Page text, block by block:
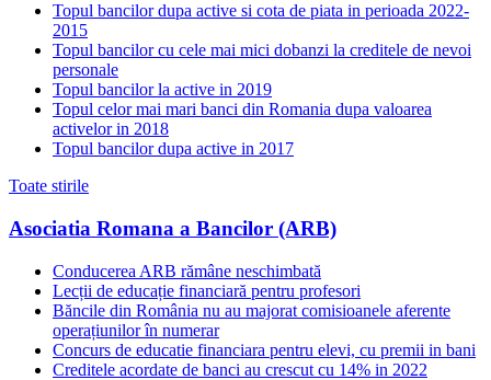
Topul bancilor dupa active si cota de piata in perioada 2022-
2015
Topul bancilor cu cele mai mici dobanzi la creditele de nevoi
personale
Topul bancilor la active in 2019
Topul celor mai mari banci din Romania dupa valoarea
activelor in 2018
Topul bancilor dupa active in 2017
Toate stirile
Asociatia Romana a Bancilor (ARB)
Conducerea ARB rămâne neschimbată
Lecții de educație financiară pentru profesori
Băncile din România nu au majorat comisioanele aferente
operațiunilor în numerar
Concurs de educatie financiara pentru elevi, cu premii in bani
Creditele acordate de banci au crescut cu 14% in 2022